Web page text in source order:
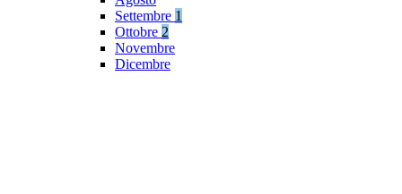
Settembre 1
Ottobre 2
Novembre
Dicembre